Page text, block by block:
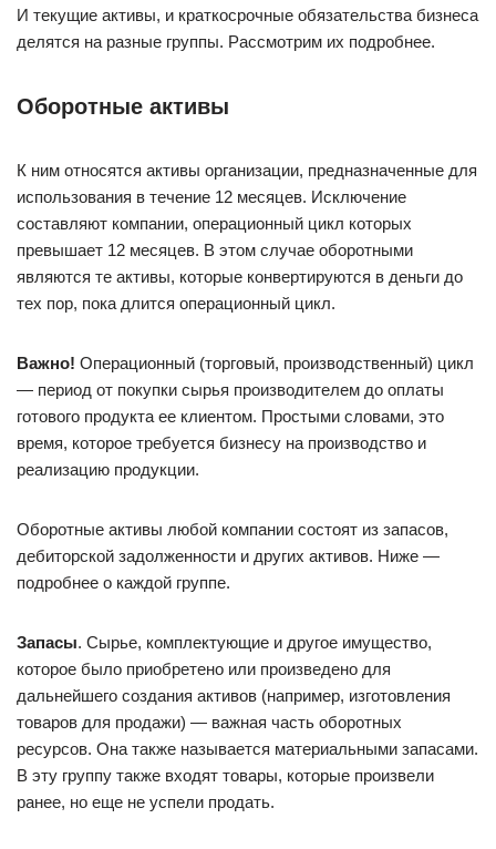
И текущие активы, и краткосрочные обязательства бизнеса
делятся на разные группы. Рассмотрим их подробнее.
Оборотные активы
К ним относятся активы организации, предназначенные для
использования в течение 12 месяцев. Исключение
составляют компании, операционный цикл которых
превышает 12 месяцев. В этом случае оборотными
являются те активы, которые конвертируются в деньги до
тех пор, пока длится операционный цикл.
Важно! Операционный (торговый, производственный) цикл
— период от покупки сырья производителем до оплаты
готового продукта ее клиентом. Простыми словами, это
время, которое требуется бизнесу на производство и
реализацию продукции.
Оборотные активы любой компании состоят из запасов,
дебиторской задолженности и других активов. Ниже —
подробнее о каждой группе.
Запасы. Сырье, комплектующие и другое имущество,
которое было приобретено или произведено для
дальнейшего создания активов (например, изготовления
товаров для продажи) — важная часть оборотных
ресурсов. Она также называется материальными запасами.
В эту группу также входят товары, которые произвели
ранее, но еще не успели продать.